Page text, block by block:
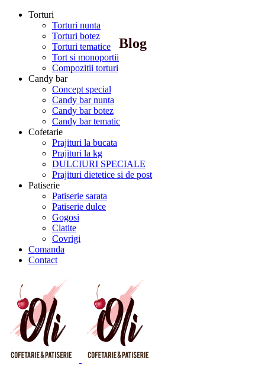
Torturi
Torturi nunta
Torturi botez
Torturi tematice
Tort si monoportii
Compozitii torturi
Candy bar
Concept special
Candy bar nunta
Candy bar botez
Candy bar tematic
Cofetarie
Prajituri la bucata
Prajituri la kg
DULCIURI SPECIALE
Prajituri dietetice si de post
Patiserie
Patiserie sarata
Patiserie dulce
Gogosi
Clatite
Covrigi
Comanda
Contact
Blog